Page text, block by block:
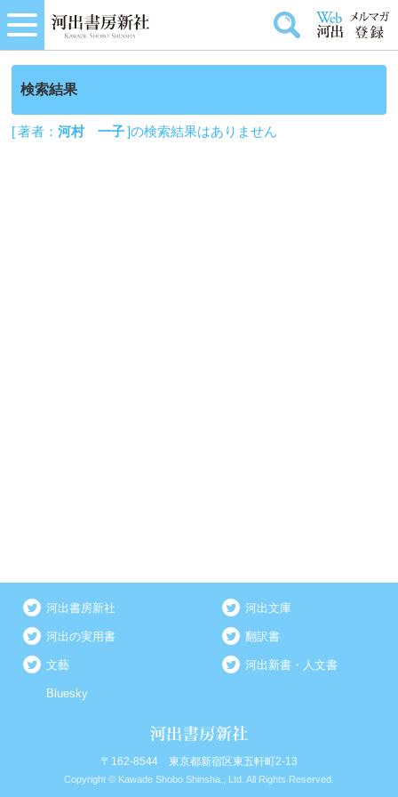
検索結果
[ 著者：河村 一子]の検索結果はありません
河出書房新社 河出文庫
河出の実用書 翻訳書
文藝 河出新書・人文書
Bluesky
〒162-8544 東京都新宿区東五軒町2-13
Copyright © Kawade Shobo Shinsha., Ltd. All Rights Reserved.